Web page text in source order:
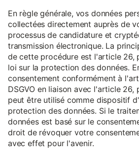
En règle générale, vos données
collectées directement auprès de
processus de candidature et
transmission électronique. La
de cette procédure est l'article 26,
loi sur la protection des données.
consentement conformément à
DSGVO en liaison avec l'article 26,
peut être utilisé comme dispositif
protection des données. Si le
données est basé sur le
droit de révoquer votre
avec effet pour l'avenir.